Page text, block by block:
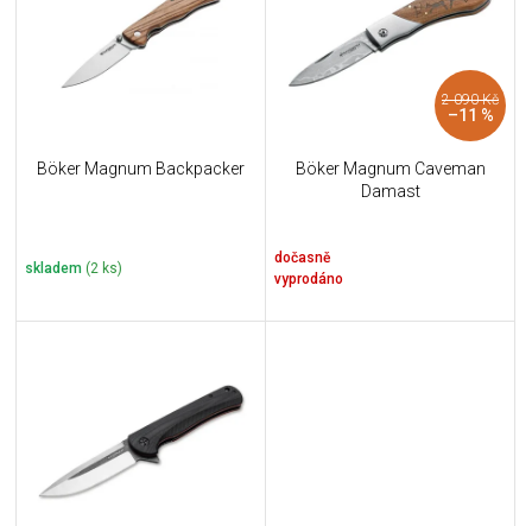
Böker Magnum Backpacker
skladem (2 ks)
2 090 Kč
–11 %
Böker Magnum Caveman
Damast
dočasně
vyprodáno